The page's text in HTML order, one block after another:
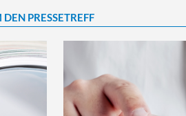
PRESSETREFF